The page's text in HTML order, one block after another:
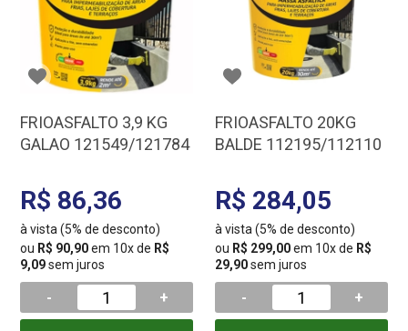
FRIOASFALTO 3,9 KG
GALAO 121549/121784
R$ 86,36
à vista (5% de desconto)
ou R$ 90,90em 10x de R$
9,09sem juros
- +
FRIOASFALTO 20KG
BALDE 112195/112110
R$ 284,05
à vista (5% de desconto)
ou R$ 299,00em 10x de R$
29,90sem juros
- +